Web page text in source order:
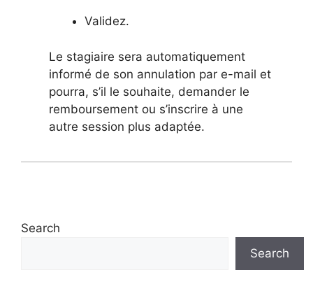
Validez.
Le stagiaire sera automatiquement
informé de son annulation par e-mail et
pourra, s’il le souhaite, demander le
remboursement ou s’inscrire à une
autre session plus adaptée.
Search
Search